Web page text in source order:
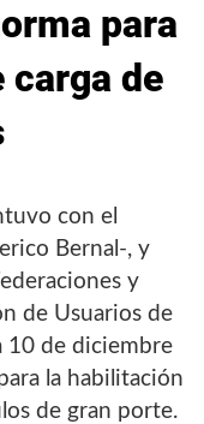
para
carga de
con el
Bernal-, y
y
de Usuarios de
10 de diciembre
la habilitación
de gran porte.